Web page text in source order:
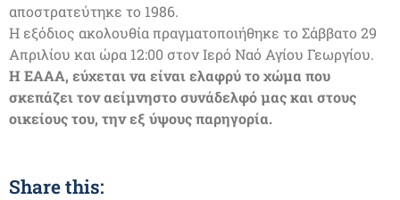
αποστρατεύτηκε το 1986.
Η εξόδιος ακολουθία πραγματοποιήθηκε το Σάββατο 29
Απριλίου και ώρα 12:00 στον Ιερό Ναό Αγίου Γεωργίου.
Η ΕΑΑΑ, εύχεται να είναι ελαφρύ το χώμα που
σκεπάζει τον αείμνηστο συνάδελφό μας και στους
οικείους του, την εξ ύψους παρηγορία.
Share this: